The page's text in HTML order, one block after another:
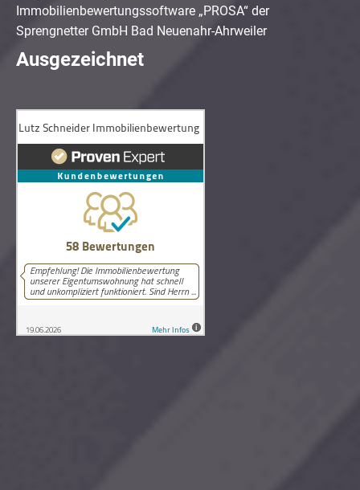
Immobilienbewertungssoftware „PROSA“ der
Sprengnetter GmbH Bad Neuenahr-Ahrweiler
Ausgezeichnet